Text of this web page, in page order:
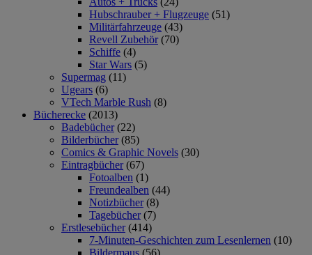
Hubschrauber + Flugzeuge (51)
Militärfahrzeuge (43)
Revell Zubehör (70)
Schiffe (4)
Star Wars (5)
Supermag (11)
Ugears (6)
VTech Marble Rush (8)
Bücherecke (2013)
Badebücher (22)
Bilderbücher (85)
Comics & Graphic Novels (30)
Eintragbücher (67)
Fotoalben (1)
Freundealben (44)
Notizbücher (8)
Tagebücher (7)
Erstlesebücher (414)
7-Minuten-Geschichten zum Lesenlernen (10)
Bildermaus (56)